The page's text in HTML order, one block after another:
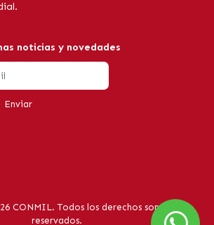
noticias y novedades
Enviar
CONMIL. Todos los derechos son
reservados.